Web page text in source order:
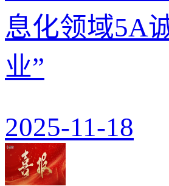
息化领域5A
业”
2025-11-18